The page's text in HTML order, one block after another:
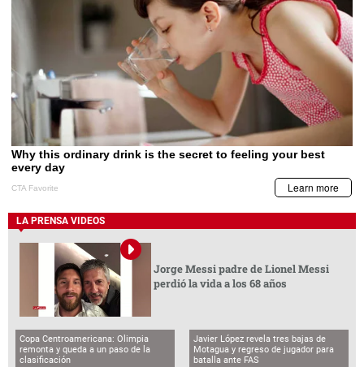
LA PRENSA VIDEOS
Jorge Messi padre de Lionel Messi
perdió la vida a los 68 años
Copa Centroamericana: Olimpia
remonta y queda a un paso de la
clasificación
Javier López revela tres bajas de
Motagua y regreso de jugador para
batalla ante FAS